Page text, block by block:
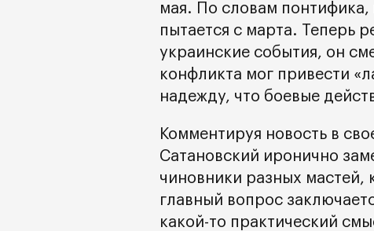
мая. По словам
пытается с марта. Теперь
украинские события, он
конфликта мог привести
надежду, что боевые
Комментируя новость в
Сатановский иронично
чиновники разных мастей,
главный вопрос
какой-то практический